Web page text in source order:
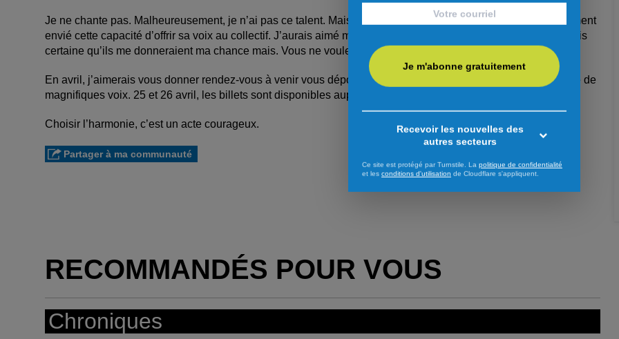
Je ne chante pas. Malheureusement, je n’ai pas ce talent. Mais en regardant les membres du chœur, j’ai vraiment
envié cette capacité d’offrir sa voix au collectif. J’aurais aimé me joindre à eux. Ils sont tellement fins que je suis
certaine qu’ils me donneraient ma chance mais. Vous ne voulez pas m’entendre.
En avril, j’aimerais vous donner rendez-vous à venir vous déposer et à recevoir en plein cœur cet assemblage de
magnifiques voix. 25 et 26 avril, les billets sont disponibles auprès des membres du Chœur Aquilon.
Choisir l’harmonie, c’est un acte courageux.
Partager à ma communauté
RECOMMANDÉS POUR VOUS
Chroniques
Je m'abonne gratuitement
Recevoir les nouvelles des
autres secteurs
Ce site est protégé par Turnstile. La politique de confidentialité
et les conditions d'utilisation de Cloudflare s'appliquent.